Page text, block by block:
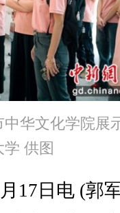
华文化学院展
供图
日电 (郭